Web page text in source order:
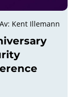
Av: Kent Illemann